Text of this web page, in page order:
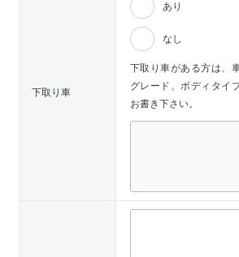
下取り車
あり
なし
下取り車がある方は、
グレード、ボディタイ
お書き下さい。